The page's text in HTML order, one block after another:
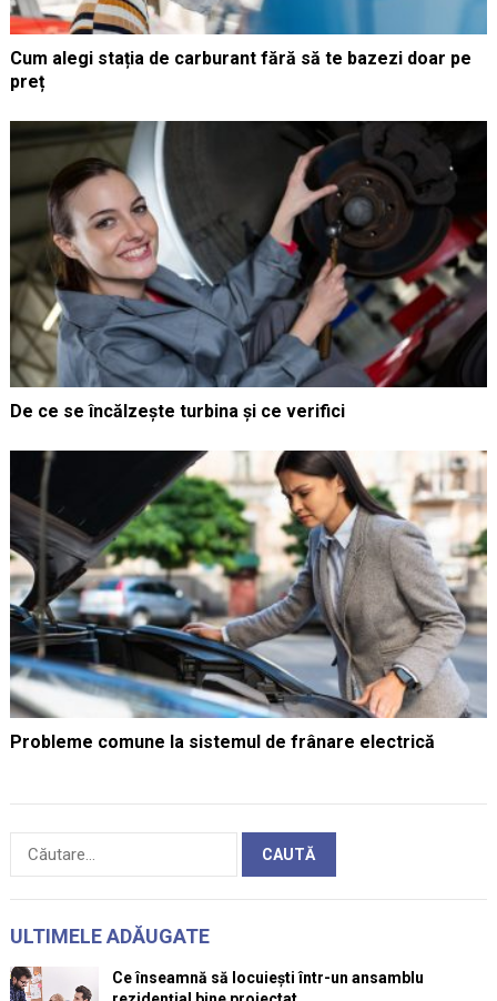
Cum alegi stația de carburant fără să te bazezi doar pe
preț
De ce se încălzește turbina și ce verifici
Probleme comune la sistemul de frânare electrică
Caută
ULTIMELE ADĂUGATE
Ce înseamnă să locuiești într-un ansamblu